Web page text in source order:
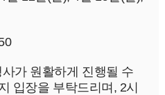
가 원활하게 진행될 수
입장을 부탁드리며, 2시